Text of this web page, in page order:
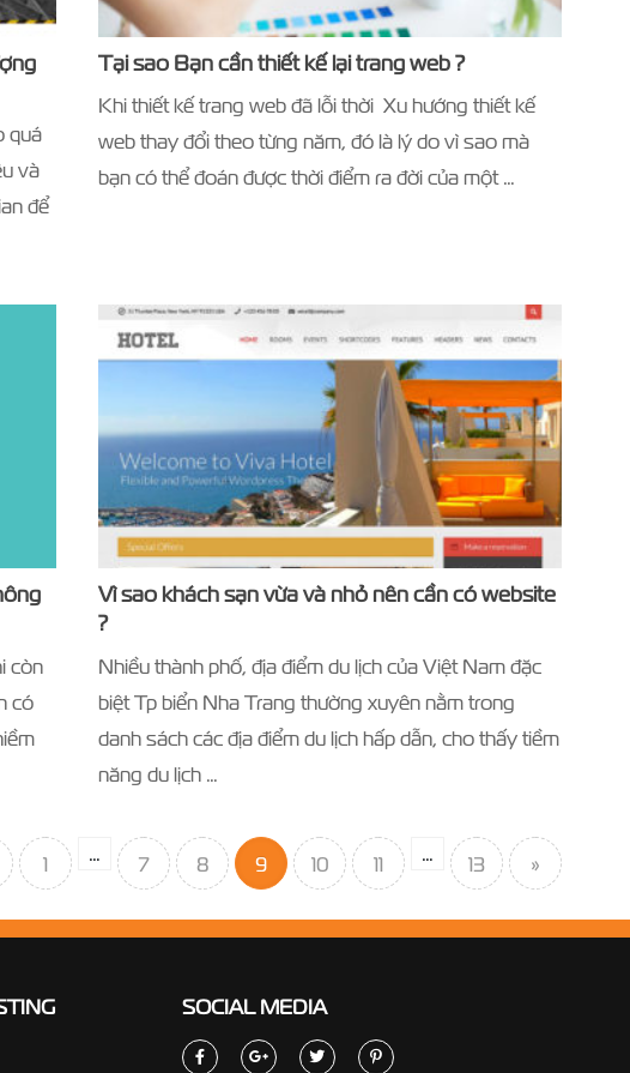
quá
và
để
Tại sao Bạn cần thiết kế lại trang web ?
Khi thiết kế trang web đã lỗi thời Xu hướng thiết kế
web thay đổi theo từng năm, đó là lý do vì sao mà
bạn có thể đoán được thời điểm ra đời của một …
còn
có
Vì sao khách sạn vừa và nhỏ nên cần có website
?
Nhiều thành phố, địa điểm du lịch của Việt Nam đặc
biệt Tp biển Nha Trang thường xuyên nằm trong
danh sách các địa điểm du lịch hấp dẫn, cho thấy tiềm
năng du lịch …
1 7 8 9 10 11 13 »
SOCIAL MEDIA